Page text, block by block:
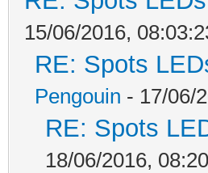
15/06/2016,
RE: Spots
Pengouin - 17/06/
RE: Spots
18/06/2016,